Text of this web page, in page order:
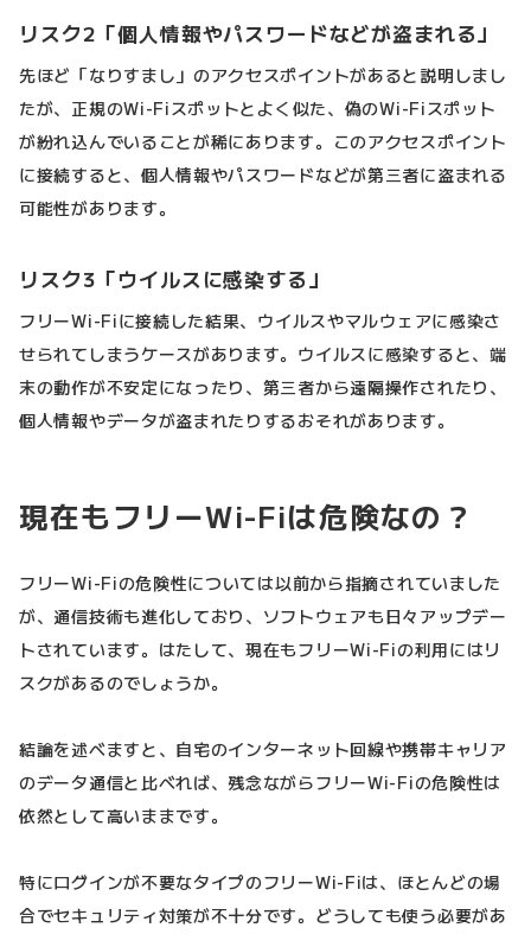
リスク2「個人情報やパスワードなどが盗まれる」
先ほど「なりすまし」のアクセスポイントがあると説明しまし
たが、正規のWi-Fiスポットとよく似た、偽のWi-Fiスポット
が紛れ込んでいることが稀にあります。このアクセスポイント
に接続すると、個人情報やパスワードなどが第三者に盗まれる
可能性があります。
リスク3「ウイルスに感染する」
フリーWi-Fiに接続した結果、ウイルスやマルウェアに感染さ
せられてしまうケースがあります。ウイルスに感染すると、端
末の動作が不安定になったり、第三者から遠隔操作されたり、
個人情報やデータが盗まれたりするおそれがあります。
現在もフリーWi-Fiは危険なの？
フリーWi-Fiの危険性については以前から指摘されていました
が、通信技術も進化しており、ソフトウェアも日々アップデー
トされています。はたして、現在もフリーWi-Fiの利用にはリ
スクがあるのでしょうか。
結論を述べますと、自宅のインターネット回線や携帯キャリア
のデータ通信と比べれば、残念ながらフリーWi-Fiの危険性は
依然として高いままです。
特にログインが不要なタイプのフリーWi-Fiは、ほとんどの場
合でセキュリティ対策が不十分です。どうしても使う必要があ